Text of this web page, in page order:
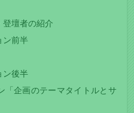
壇者の紹介
前半
後半
企画のテーマタイトルとサ